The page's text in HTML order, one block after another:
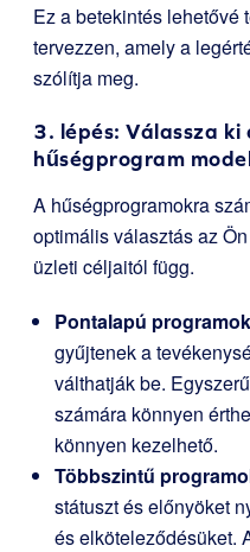
Ez a betekintés lehetővé
tervezzen, amely a
szólítja meg.
3. lépés: Válassza ki
hűségprogram
A hűségprogramokra
optimális választás az
üzleti céljaitól függ.
Pontalapú
gyűjtenek a
válthatják be.
számára könnyen
könnyen kezelhető.
Többszintű
státuszt és előnyöket
és elköteleződésüket.